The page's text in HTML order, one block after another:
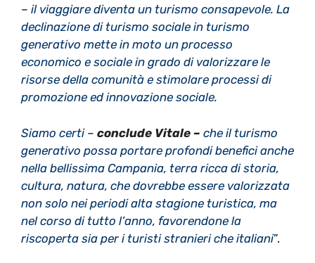
– il viaggiare diventa un turismo consapevole. La
declinazione di turismo sociale in turismo
generativo mette in moto un processo
economico e sociale in grado di valorizzare le
risorse della comunità e stimolare processi di
promozione ed innovazione sociale.
Siamo certi– conclude Vitale – che il turismo
generativo possa portare profondi benefici anche
nella bellissima Campania, terra ricca di storia,
cultura, natura, che dovrebbe essere valorizzata
non solo nei periodi alta stagione turistica, ma
nel corso di tutto l’anno, favorendone la
riscoperta sia per i turisti stranieri che italiani”.